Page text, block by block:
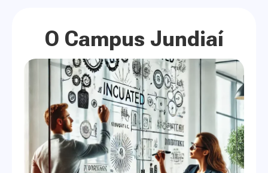
O Campus Jundiaí